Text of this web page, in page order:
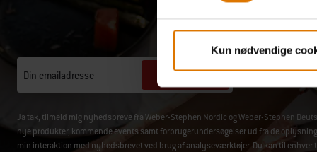
Kun nødvendige
Din emailadresse Tilmeld nu
Ja tak, tilmeld mig nyhedsbreve fra Weber-Stephen Nordic og Weber-Stephen
nye produkter, kommende events samt forbrugerundersøgelser ud fra de
min interaktion med nyhedsbrevet ved brug af analyseværktøjer. Du kan til